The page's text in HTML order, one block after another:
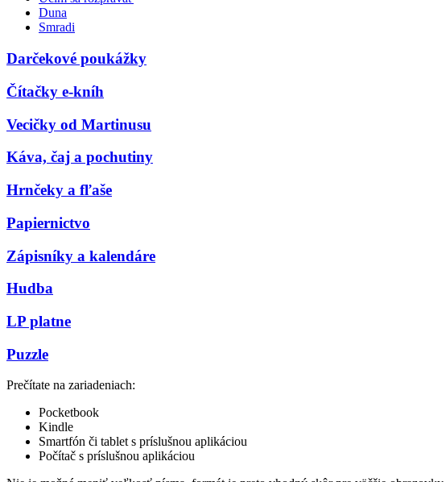
Duna
Smradi
Darčekové poukážky
Čítačky e-kníh
Vecičky od Martinusu
Káva, čaj a pochutiny
Hrnčeky a fľaše
Papiernictvo
Zápisníky a kalendáre
Hudba
LP platne
Puzzle
Prečítate na zariadeniach:
Pocketbook
Kindle
Smartfón či tablet s príslušnou aplikáciou
Počítač s príslušnou aplikáciou